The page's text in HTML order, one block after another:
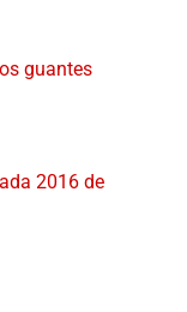
guantes
2016 de